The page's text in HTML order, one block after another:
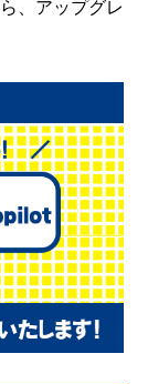
、アップグレ